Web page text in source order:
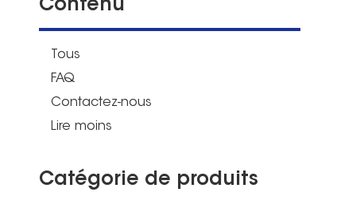
Contenu
Tous
FAQ
Contactez-nous
Lire moins
Catégorie de produits